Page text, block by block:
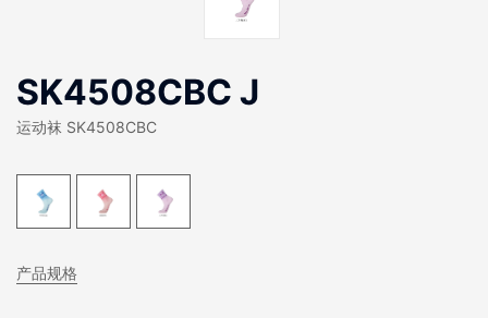
SK4508CBC J
运动袜 SK4508CBC
产品规格